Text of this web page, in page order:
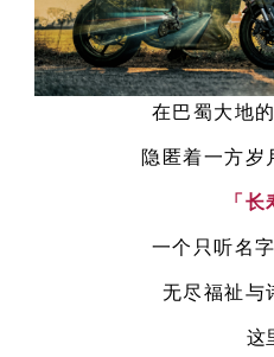
中文
在巴蜀大地
隐匿着一方岁
「长
一个只听名
无尽福祉与
这